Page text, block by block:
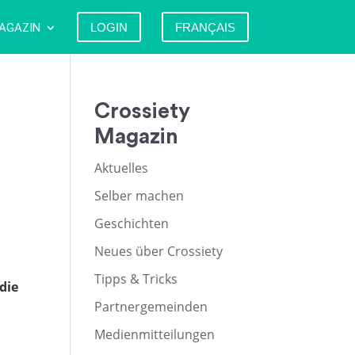
LOGIN FRANÇAIS
Crossiety
Magazin
Aktuelles
Selber machen
Geschichten
Neues über Crossiety
Tipps & Tricks
Partnergemeinden
Medienmitteilungen